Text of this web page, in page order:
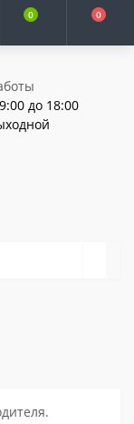
0 0
до 18:00